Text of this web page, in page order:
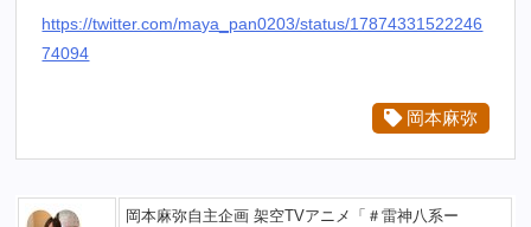
https://twitter.com/maya_pan0203/status/17874331522246
74094
岡本麻弥
岡本麻弥自主企画 架空TVアニメ「＃雷神八系ー